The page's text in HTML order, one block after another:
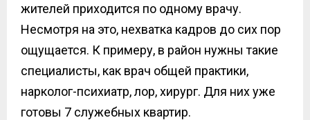
жителей приходится по одному врачу.
Несмотря на это, нехватка кадров до сих пор
ощущается. К примеру, в район нужны такие
специалисты, как врач общей практики,
нарколог-психиатр, лор, хирург. Для них уже
готовы 7 служебных квартир.